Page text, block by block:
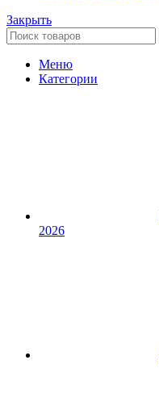
Закрыть
Меню
Категории
2026